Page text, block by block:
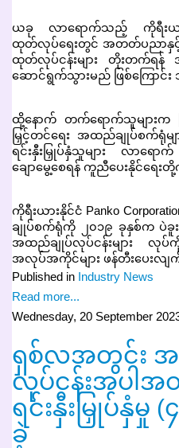
ယခု လာရောက်သည့် ကိုရီးယာ
ထုတ်လုပ်ရေးတွင် အတတ်ပညာနှင့်
ထုတ်လုပ်ငန်းများ တိုးတက်ရန်
ဆောင်ရွက်သွားမည် ဖြစ်ကြောင်
ထို့နောက် တက်ရောက်သူများက ပ
မြှင့်တင်ရေး အထည်ချုပ်စက်ရုံမ
ရင်းနှီးမြှုပ်နှံသူများ လာရ
ချောမွေ့စေရန် ကူညီပေးနိုင်ရေ
ကိုရီးယားနိုင်ငံ Panko
ချုပ်စက်ရုံကို ၂၀၁၉ ခုနှစ်က ပဲ
အထည်ချုပ်လုပ်ငန်းများ လု
အလုပ်အကိုင်များ ဖန်တီးပေးလ
Published in Industry News
Read more...
Wednesday, 20 September
ရှစ်လအတွင်း
လုပ်ငန်းအပါအ
ရင်းနှီးမြှုပ်နှံမှု
ခဲ့